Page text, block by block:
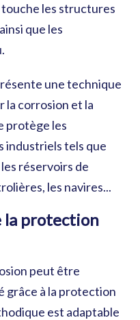
les structures
que les
une technique
la corrosion et la
protège les
industriels tels que
réservoirs de
les navires...
la protection
peut être
grâce à la protection
est adaptable